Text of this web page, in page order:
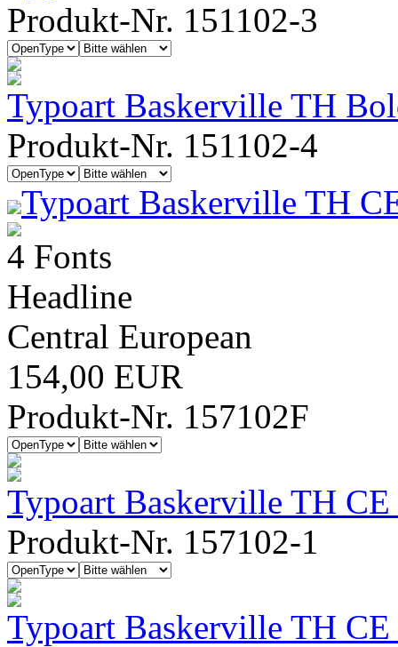
Produkt-Nr. 151102-3
Typoart Baskerville TH
Produkt-Nr. 151102-4
Typoart Baskerville TH
4 Fonts
Headline
Central European
154,00 EUR
Produkt-Nr. 157102F
Typoart Baskerville TH CE
Produkt-Nr. 157102-1
Typoart Baskerville TH